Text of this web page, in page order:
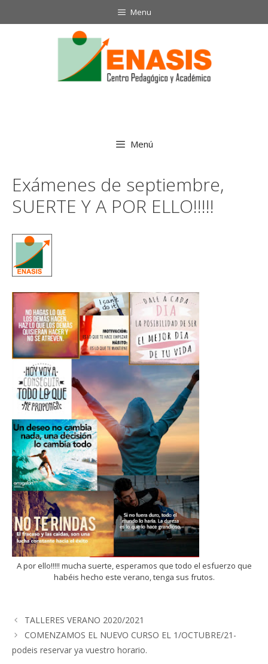
Menu
Menú
Exámenes de septiembre,
SUERTE Y A POR ELLO!!!!!
A por ello!!!!! mucha suerte, esperamos que todo el esfuerzo que
habéis hecho este verano, tenga sus frutos.
TALLERES VERANO 2020/2021
COMENZAMOS EL NUEVO CURSO EL 1/OCTUBRE/21-
podeis reservar ya vuestro horario.